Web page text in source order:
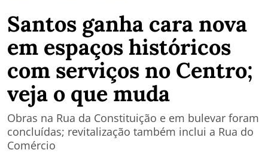
Santos ganha cara nova
em espaços históricos
com serviços no Centro;
veja o que muda
Obras na Rua da Constituição e em bulevar foram
concluídas; revitalização também inclui a Rua do
Comércio